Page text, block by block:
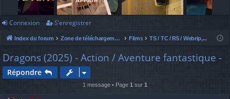
o
Connexion S’enregistrer
Index du forum Zone de téléchargement Films TS / TC / R5 / Webrip,...
Dragons (2025) - Action / Aventure fantastique -
Répondre
1 message • Page 1 sur 1